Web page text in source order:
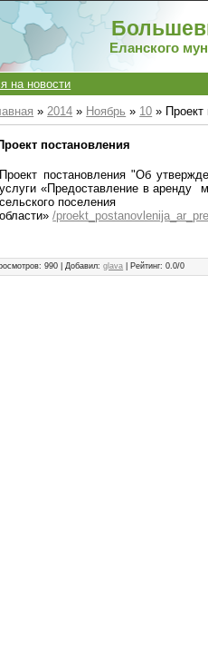
Еланского
на новости
»2014 » Ноябрь » 10 » Проект
постановления
Проект постановления "Об
услуги «Предоставление
сельского поселения
области»/
: 990 |Добавил:glava Рейтинг:0.0/0